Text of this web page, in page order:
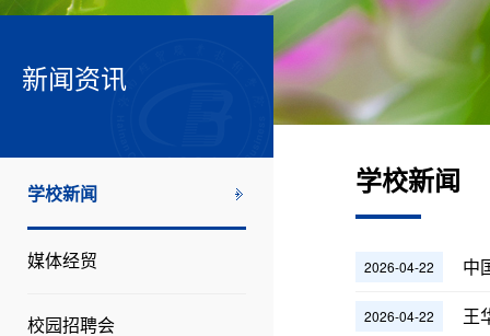
新闻资讯
学校新闻
媒体经贸
校园招聘会
学校新闻
2026-04-22 中
2026-04-22 王